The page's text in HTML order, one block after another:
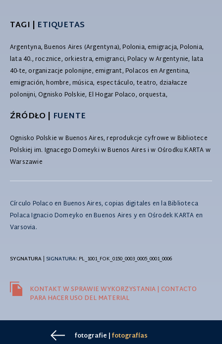
TAGI | ETIQUETAS
Argentyna, Buenos Aires (Argentyna), Polonia, emigracja, Polonia,
lata 40., rocznice, orkiestra, emigranci, Polacy w Argentynie, lata
40-te, organizacje polonijne, emigrant, Polacos en Argentina,
emigración, hombre, música, espectáculo, teatro, działacze
polonijni, Ognisko Polskie, El Hogar Polaco, orquesta,
ŹRÓDŁO | FUENTE
Ognisko Polskie w Buenos Aires, reprodukcje cyfrowe w Bibliotece
Polskiej im. Ignacego Domeyki w Buenos Aires i w Ośrodku KARTA w
Warszawie
Círculo Polaco en Buenos Aires, copias digitales en la Biblioteca
Polaca Ignacio Domeyko en Buenos Aires y en Ośrodek KARTA en
Varsovia.
SYGNATURA | SIGNATURA: PL_1001_FOK_0150_0003_0005_0001_0006
KONTAKT W SPRAWIE WYKORZYSTANIA | CONTACTO
PARA HACER USO DEL MATERIAL
fotografie |fotografías